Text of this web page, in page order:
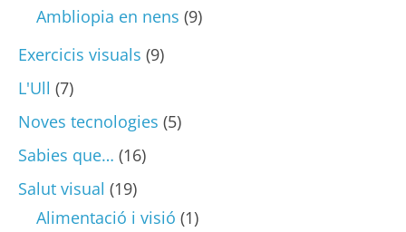
Ambliopia en nens (9)
Exercicis visuals (9)
L'Ull (7)
Noves tecnologies (5)
Sabies que… (16)
Salut visual (19)
Alimentació i visió (1)